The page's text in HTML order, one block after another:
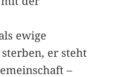
ewige
er steht
–